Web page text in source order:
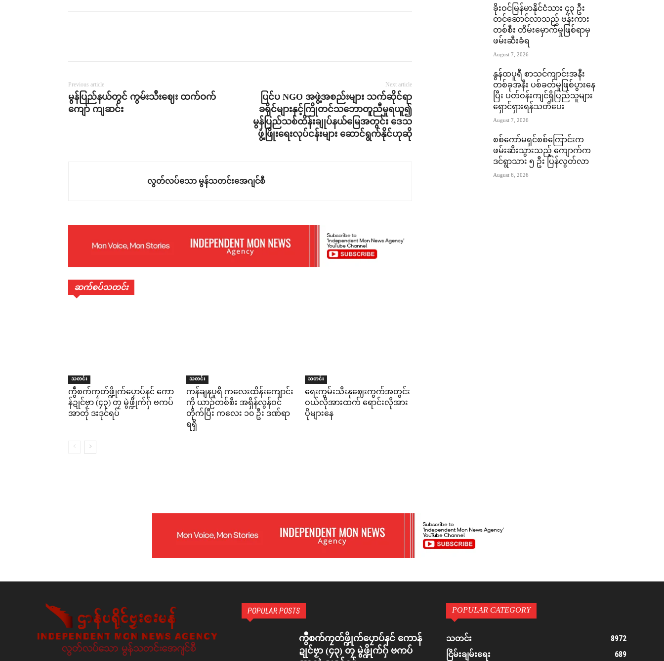
Previous article
မွန်ပြည်နယ်တွင် ကွမ်းသီးဈေး ထက်ဝက်
ကျော် ကျဆင်း
Next article
ပြင်ပ NGO အဖွဲ့အစည်းများ သက်ဆိုင်ရာ
ခရိုင်များနှင့်ကြိုတင်သဘောတူညီမှုရယူ၍
မွန်ပြည်သစ်ထိန်းချုပ်နယ်မြေအတွင်း ဒေသ
ဖွံ့ဖြိုးရေးလုပ်ငန်းများ ဆောင်ရွက်နိုင်ဟုဆို
လွတ်လပ်သော မွန်သတင်းအေဂျင်စီ
ဆက်စပ်သတင်း
သတင်း
ကွဳစက်ကၠတ်ဖ္ဍိုက်ပၠောပ်နင် ကော
န်ဍုင်ဗၟာ (၄၃) တၠ မွဲဖ္ဍိုက်ဂှ် ဗကပ်
အာတုဲ ဒးဒုင်ရပ်
သတင်း
ကန်ချနပူရီ ကလေးထိန်းကျောင်း
ကို ယာဉ်တစ်စီး အရှိန်လွန်ဝင်
တိုက်ပြီး ကလေး ၁၀ ဦး ဒဏ်ရာ
ရရှိ
သတင်း
ရေးကွမ်းသီးနုဈေးကွက်အတွင်း
ဝယ်လိုအားထက် ရောင်းလိုအား
ပိုများနေ
ခိုးဝင်မြန်မာနိုင်ငံသား ၄၃ ဦး
တင်ဆောင်လာသည့် ဗန်းကား
တစ်စီး တိမ်းမှောက်မှုဖြစ်ရာမှ
ဖမ်းဆီးခံရ
August 7, 2026
နွန်ထပူရီ စာသင်ကျာင်းအနီး
တစ်ခုအနီး ပစ်ခတ်မှုဖြစ်ပွားနေ
ပြီး ပတ်ဝန်းကျင်ရှိပြည်သူများ
ရှောင်ရှားရန်သတိပေး
August 7, 2026
စစ်ကော်မရှင်စစ်ကြောင်းက
ဖမ်းဆီးသွားသည့် ကျောက်က
ဒင်ရွာသား ၅ ဦး ပြန်လွတ်လာ
August 6, 2026
POPULAR POSTS
ကွဳစက်ကၠတ်ဖ္ဍိုက်ပၠောပ်နင် ကောန်
ဍုင်ဗၟာ (၄၃) တၠ မွဲဖ္ဍိုက်ဂှ် ဗကပ်
POPULAR CATEGORY
သတင်း 8972
ငြိမ်းချမ်းရေး 689